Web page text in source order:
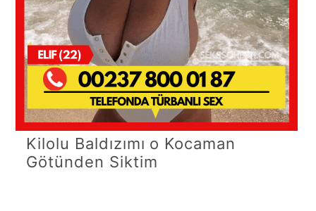
Kilolu Baldızımı o Kocaman
Götünden Siktim